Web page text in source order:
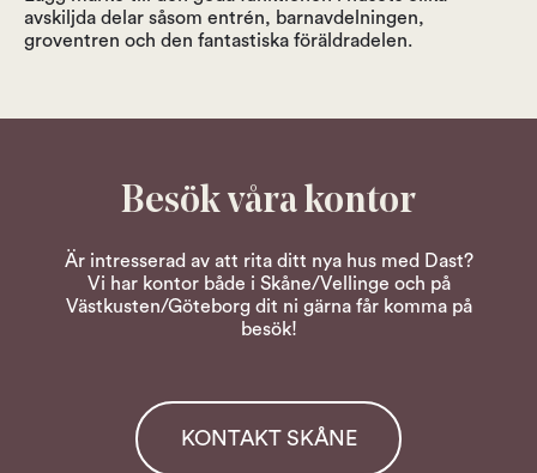
avskiljda delar såsom entrén, barnavdelningen,
groventren och den fantastiska föräldradelen.
Besök våra kontor
Är intresserad av att rita ditt nya hus med Dast?
Vi har kontor både i Skåne/Vellinge och på
Västkusten/Göteborg dit ni gärna får komma på
besök!
KONTAKT SKÅNE